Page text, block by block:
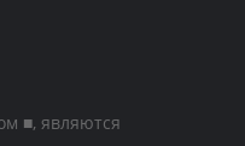
■, являются